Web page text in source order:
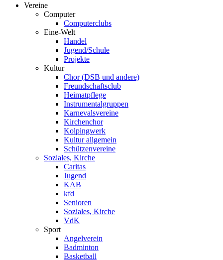
Vereine
Computer
Computerclubs
Eine-Welt
Handel
Jugend/Schule
Projekte
Kultur
Chor (DSB und andere)
Freundschaftsclub
Heimatpflege
Instrumentalgruppen
Karnevalsvereine
Kirchenchor
Kolpingwerk
Kultur allgemein
Schützenvereine
Soziales, Kirche
Caritas
Jugend
KAB
kfd
Senioren
Soziales, Kirche
VdK
Sport
Angelverein
Badminton
Basketball